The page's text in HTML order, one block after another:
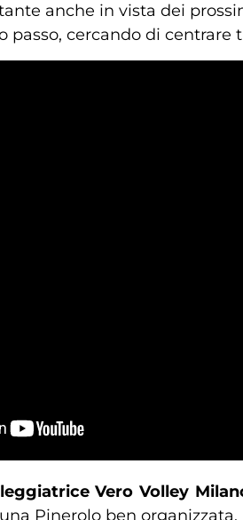
anche in vista dei
passo, cercando di
Vero Volley
Pinerolo ben